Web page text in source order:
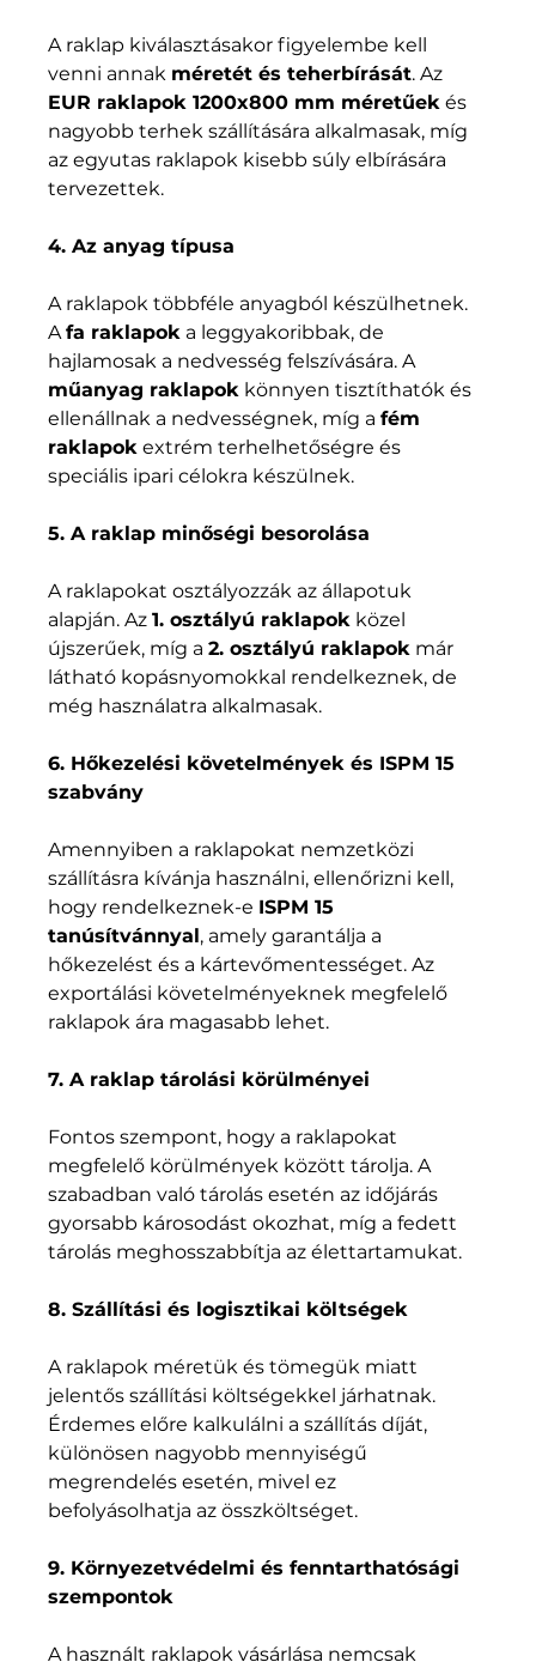
A raklap kiválasztásakor figyelembe kell
venni annak méretét és teherbírását. Az
EUR raklapok 1200x800 mm méretűek és
nagyobb terhek szállítására alkalmasak, míg
az egyutas raklapok kisebb súly elbírására
tervezettek.
4. Az anyag típusa
A raklapok többféle anyagból készülhetnek.
A fa raklapok a leggyakoribbak, de
hajlamosak a nedvesség felszívására. A
műanyag raklapok könnyen tisztíthatók és
ellenállnak a nedvességnek, míg a fém
raklapok extrém terhelhetőségre és
speciális ipari célokra készülnek.
5. A raklap minőségi besorolása
A raklapokat osztályozzák az állapotuk
alapján. Az 1. osztályú raklapok közel
újszerűek, míg a 2. osztályú raklapok már
látható kopásnyomokkal rendelkeznek, de
még használatra alkalmasak.
6. Hőkezelési követelmények és ISPM 15
szabvány
Amennyiben a raklapokat nemzetközi
szállításra kívánja használni, ellenőrizni kell,
hogy rendelkeznek-e ISPM 15
tanúsítvánnyal, amely garantálja a
hőkezelést és a kártevőmentességet. Az
exportálási követelményeknek megfelelő
raklapok ára magasabb lehet.
7. A raklap tárolási körülményei
Fontos szempont, hogy a raklapokat
megfelelő körülmények között tárolja. A
szabadban való tárolás esetén az időjárás
gyorsabb károsodást okozhat, míg a fedett
tárolás meghosszabbítja az élettartamukat.
8. Szállítási és logisztikai költségek
A raklapok méretük és tömegük miatt
jelentős szállítási költségekkel járhatnak.
Érdemes előre kalkulálni a szállítás díját,
különösen nagyobb mennyiségű
megrendelés esetén, mivel ez
befolyásolhatja az összköltséget.
9. Környezetvédelmi és fenntarthatósági
szempontok
A használt raklapok vásárlása nemcsak